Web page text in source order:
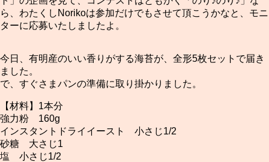
ら、わたくしNorikoは参加だけでもさせて頂こうかなと、モニ
ターに応募いたしましたよ。
今日、有明産のいい香りがする海苔が、全形5枚セットで届き
ました。
で、すぐさまパンの準備に取り掛かりました。
【材料】1本分
強力粉 160g
インスタントドライイースト 小さじ1/2
砂糖 大さじ1
塩 小さじ1/2